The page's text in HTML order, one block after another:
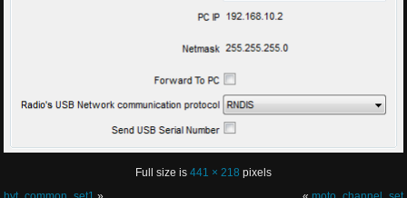
Full size is 441 × 218 pixels